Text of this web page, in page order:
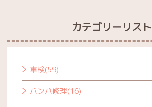
カテゴリーリスト
車検(59)
バンパ修理(16)